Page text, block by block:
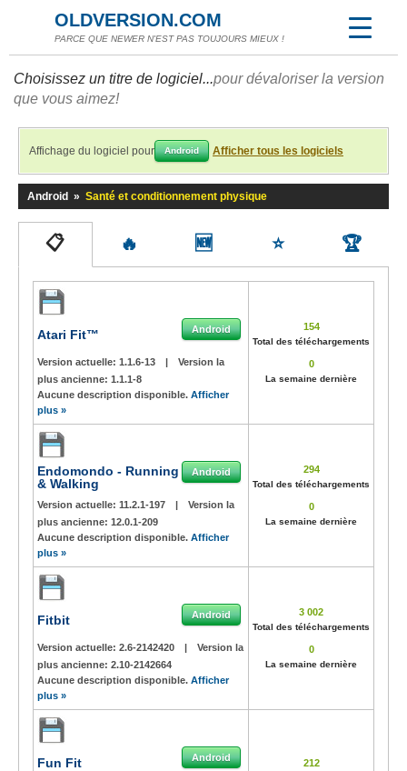
OLDVERSION.COM
PARCE QUE NEWER N'EST PAS TOUJOURS MIEUX !
Choisissez un titre de logiciel...pour dévaloriser la version
que vous aimez!
Affichage du logiciel pour Android Afficher tous les logiciels
Android » Santé et conditionnement physique
📋 🔥 🆕 ⭐ 🏆
Atari Fit™ Android
Version actuelle: 1.1.6-13 |
Version la
plus ancienne: 1.1.1-8
Aucune description disponible. Afficher
plus »
154
Total des téléchargements
0
La semaine dernière
Endomondo - Running
& Walking
Android
Version actuelle: 11.2.1-197 |
Version la
plus ancienne: 12.0.1-209
Aucune description disponible. Afficher
plus »
294
Total des téléchargements
0
La semaine dernière
Fitbit Android
Version actuelle: 2.6-2142420 |
Version la
plus ancienne: 2.10-2142664
Aucune description disponible. Afficher
plus »
3 002
Total des téléchargements
0
La semaine dernière
Fun Fit Android 212